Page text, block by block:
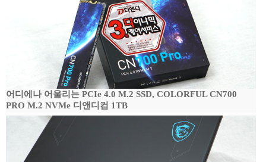
어디에나 어울리는 PCIe 4.0 M.2 SSD, COLORFUL CN700
PRO M.2 NVMe 디앤디컴 1TB